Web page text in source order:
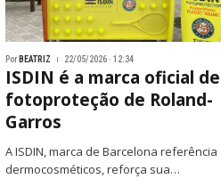
Por BEATRIZ 22/05/2026 · 12:34
ISDIN é a marca oficial de
fotoproteção de Roland-
Garros
A ISDIN, marca de Barcelona referência
dermocosméticos, reforça sua…